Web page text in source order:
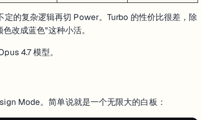
需要额外装 pgAdmin 之类的工具。
的复杂逻辑再切 Power。Turbo 的性价比很差，除
改成蓝色"这种小活。
4.7 模型。
Mode。简单说就是一个无限大的白板：